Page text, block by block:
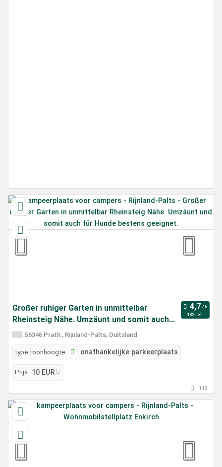
Großer ruhiger Garten in unmittelbar
Rheinsteig Nähe. Umzäunt und somit auch
für Hunde bestens geeignet.
182 ref.
56346 Prath , Rijnland-Palts, Duitsland
type toonhoogte: onafhankelijke parkeerplaats
Prijs: 10 EUR
113